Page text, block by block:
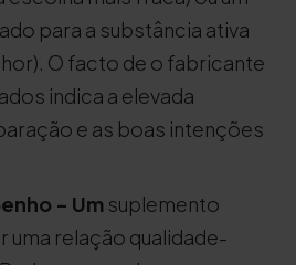
para a substância ativa
O facto de o fabricante
indica a elevada
e as boas intenções
- Um suplemento
uma relação qualidade-